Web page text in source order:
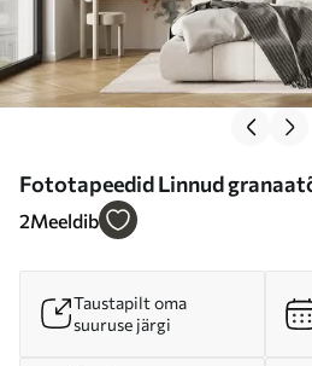
Fototapeedid Linnud
u95667
2Meeldib
Taustapilt oma
suuruse järgi